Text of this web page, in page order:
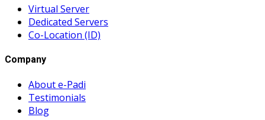
Virtual Server
Dedicated Servers
Co-Location (ID)
Company
About e-Padi
Testimonials
Blog